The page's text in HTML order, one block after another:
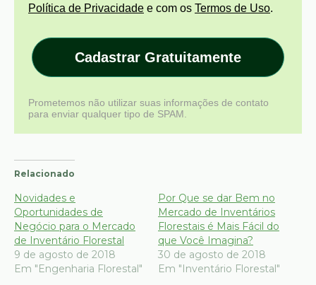
Política de Privacidade e com os Termos de Uso.
Cadastrar Gratuitamente
Prometemos não utilizar suas informações de contato
para enviar qualquer tipo de SPAM.
Relacionado
Novidades e
Oportunidades de
Negócio para o Mercado
de Inventário Florestal
9 de agosto de 2018
Em "Engenharia Florestal"
Por Que se dar Bem no
Mercado de Inventários
Florestais é Mais Fácil do
que Você Imagina?
30 de agosto de 2018
Em "Inventário Florestal"